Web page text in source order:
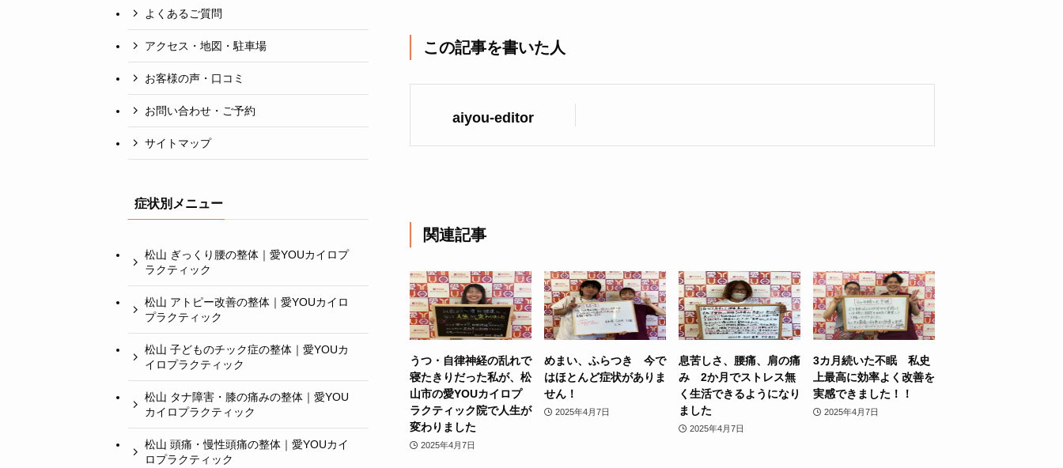
この記事を書いた人
aiyou-editor
関連記事
うつ・自律神経の乱れで
寝たきりだった私が、松
山市の愛YOUカイロプ
ラクティック院で人生が
変わりました
2025年4月7日
めまい、ふらつき 今で
はほとんど症状がありま
せん！
2025年4月7日
息苦しさ、腰痛、肩の痛
み 2か月でストレス無
く生活できるようになり
ました
2025年4月7日
3カ月続いた不眠 私史
上最高に効率よく改善を
実感できました！！
2025年4月7日
よくあるご質問
アクセス・地図・駐車場
お客様の声・口コミ
お問い合わせ・ご予約
サイトマップ
症状別メニュー
松山 ぎっくり腰の整体｜愛YOUカイロプ
ラクティック
松山 アトピー改善の整体｜愛YOUカイロ
プラクティック
松山 子どものチック症の整体｜愛YOUカ
イロプラクティック
松山 タナ障害・膝の痛みの整体｜愛YOU
カイロプラクティック
松山 頭痛・慢性頭痛の整体｜愛YOUカイ
ロプラクティック